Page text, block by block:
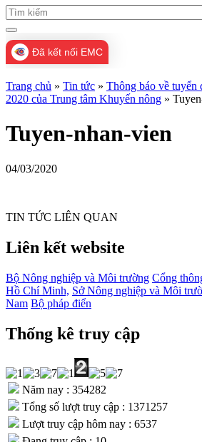
Đã kết nối EMC
Trang chủ » Tin tức » Thông báo về tuyển
2020 của Trung tâm Khuyến nông »
Tuyen-nhan-vien
04/03/2020
TIN TỨC LIÊN QUAN
Liên kết website
Bộ Nông nghiệp và Môi trường Cổng
Hồ Chí Minh, Sở Nông nghiệp và Môi
Nam Bộ pháp điển
Thống kê truy cập
Năm nay : 354282
Tổng số lượt truy cập : 1371257
Lượt truy cập hôm nay : 6537